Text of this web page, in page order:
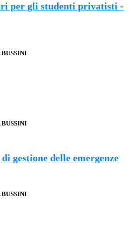
per gli studenti privatisti -
gestione delle emergenze